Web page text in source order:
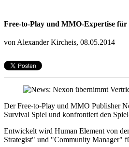
Free-to-Play und MMO-Expertise für
von Alexander Kircheis, 08.05.2014
Der Free-to-Play und MMO Publisher
Survival Spiel und konfrontiert den
Entwickelt wird Human Element von
Strategist" und "Community Manager"